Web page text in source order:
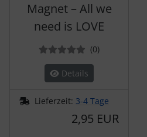
Magnet – All we
need is LOVE
(0Bewertungen
)
Details
Lieferzeit: 3-4 Tage
2,95 EUR